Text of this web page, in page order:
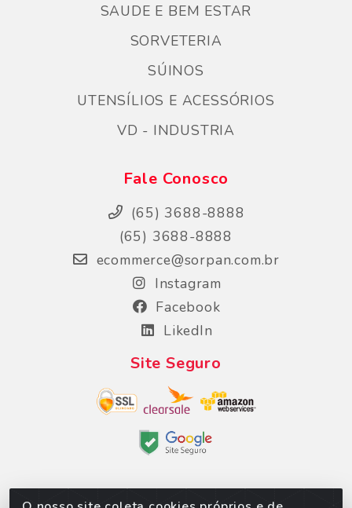
SAUDE E BEM ESTAR
SORVETERIA
SÚINOS
UTENSÍLIOS E ACESSÓRIOS
VD - INDUSTRIA
Fale Conosco
(65) 3688-8888
(65) 3688-8888
ecommerce@sorpan.com.br
Instagram
Facebook
LikedIn
Site Seguro